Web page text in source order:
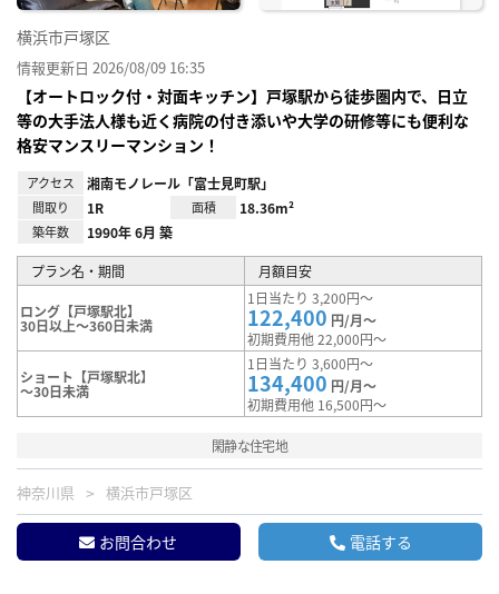
横浜市戸塚区
情報更新日 2026/08/09 16:35
【オートロック付・対面キッチン】戸塚駅から徒歩圏内で、日立
等の大手法人様も近く病院の付き添いや大学の研修等にも便利な
格安マンスリーマンション！
アクセス 湘南モノレール「富士見町駅」
間取り 1R 面積 18.36m²
築年数 1990年 6月 築
プラン名・期間 月額目安
ロング【戸塚駅北】
30日以上～360日未満
1日当たり 3,200円～
122,400 円/月～
初期費用他 22,000円～
ショート【戸塚駅北】
～30日未満
1日当たり 3,600円～
134,400 円/月～
初期費用他 16,500円～
閑静な住宅地
神奈川県 横浜市戸塚区
お問合わせ 電話する